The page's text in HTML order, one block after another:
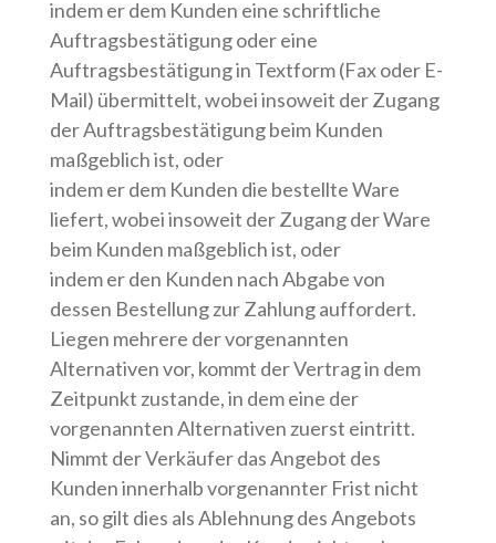
indem er dem Kunden eine schriftliche
Auftragsbestätigung oder eine
Auftragsbestätigung in Textform (Fax oder E-
Mail) übermittelt, wobei insoweit der Zugang
der Auftragsbestätigung beim Kunden
maßgeblich ist, oder
indem er dem Kunden die bestellte Ware
liefert, wobei insoweit der Zugang der Ware
beim Kunden maßgeblich ist, oder
indem er den Kunden nach Abgabe von
dessen Bestellung zur Zahlung auffordert.
Liegen mehrere der vorgenannten
Alternativen vor, kommt der Vertrag in dem
Zeitpunkt zustande, in dem eine der
vorgenannten Alternativen zuerst eintritt.
Nimmt der Verkäufer das Angebot des
Kunden innerhalb vorgenannter Frist nicht
an, so gilt dies als Ablehnung des Angebots